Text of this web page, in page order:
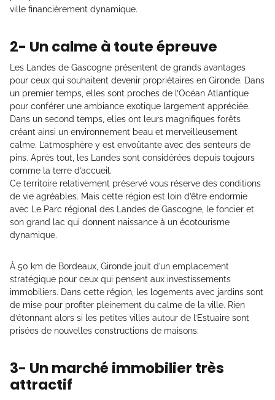
ville financièrement dynamique.
2- Un calme à toute épreuve
Les Landes de Gascogne présentent de grands avantages
pour ceux qui souhaitent devenir propriétaires en Gironde. Dans
un premier temps, elles sont proches de l’Océan Atlantique
pour conférer une ambiance exotique largement appréciée.
Dans un second temps, elles ont leurs magnifiques forêts
créant ainsi un environnement beau et merveilleusement
calme. L’atmosphère y est envoûtante avec des senteurs de
pins. Après tout, les Landes sont considérées depuis toujours
comme la terre d’accueil.
Ce territoire relativement préservé vous réserve des conditions
de vie agréables. Mais cette région est loin d’être endormie
avec Le Parc régional des Landes de Gascogne, le foncier et
son grand lac qui donnent naissance à un écotourisme
dynamique.
À 50 km de Bordeaux, Gironde jouit d’un emplacement
stratégique pour ceux qui pensent aux investissements
immobiliers. Dans cette région, les logements avec jardins sont
de mise pour profiter pleinement du calme de la ville. Rien
d’étonnant alors si les petites villes autour de l’Estuaire sont
prisées de nouvelles constructions de maisons.
3- Un marché immobilier très
attractif